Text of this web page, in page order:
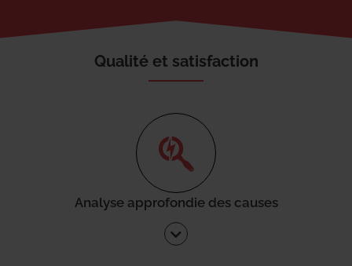
Qualité et satisfaction
Analyse approfondie des causes